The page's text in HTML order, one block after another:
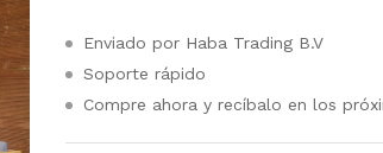
Enviado por Haba Trading B.V
Soporte rápido
Compre ahora y recíbalo en los